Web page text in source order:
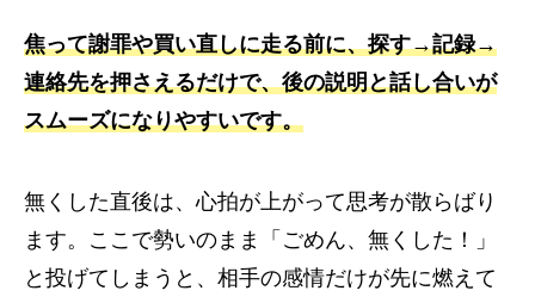
焦って謝罪や買い直しに走る前に、探す→記録→
連絡先を押さえるだけで、後の説明と話し合いが
スムーズになりやすいです。
無くした直後は、心拍が上がって思考が散らばり
ます。ここで勢いのまま「ごめん、無くした！」
と投げてしまうと、相手の感情だけが先に燃えて